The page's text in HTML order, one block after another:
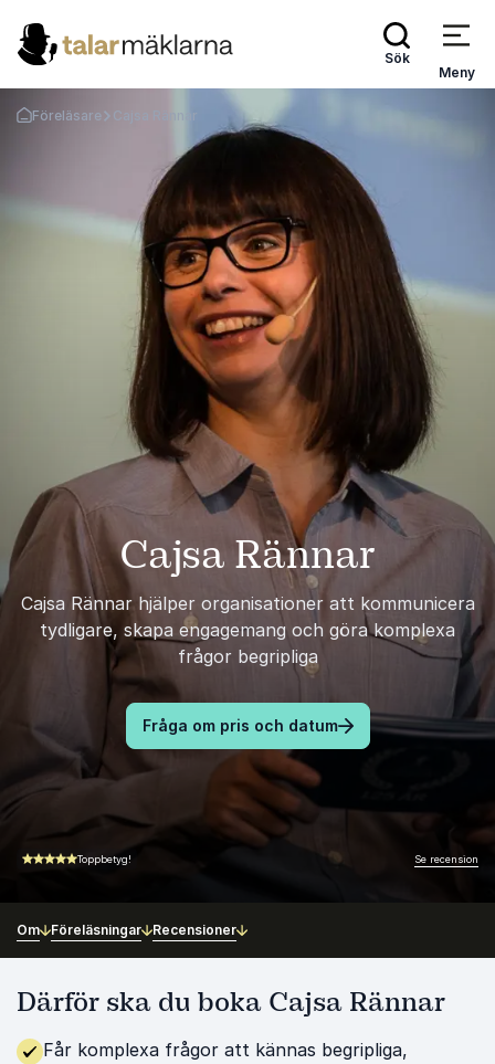
Sök
Meny
Gå tillbaka till startsidan
Föreläsare Cajsa Rännar
Cajsa Rännar
Cajsa Rännar hjälper organisationer att kommunicera
tydligare, skapa engagemang och göra komplexa
frågor begripliga
Fråga om pris och datum
5.00 av 5 Toppbetyg! Se recension
Om Föreläsningar Recensioner
Därför ska du boka Cajsa Rännar
Får komplexa frågor att kännas begripliga,